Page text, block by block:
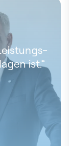
ist.“